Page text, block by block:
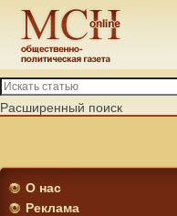
Расширенный поиск
О нас
Реклама